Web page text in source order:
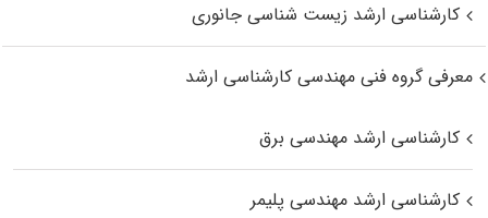
کارشناسی ارشد زیست‌ شناسی جانوری
معرفی گروه فنی مهندسی کارشناسی ارشد
کارشناسی ارشد مهندسی برق
کارشناسی ارشد مهندسی پلیمر